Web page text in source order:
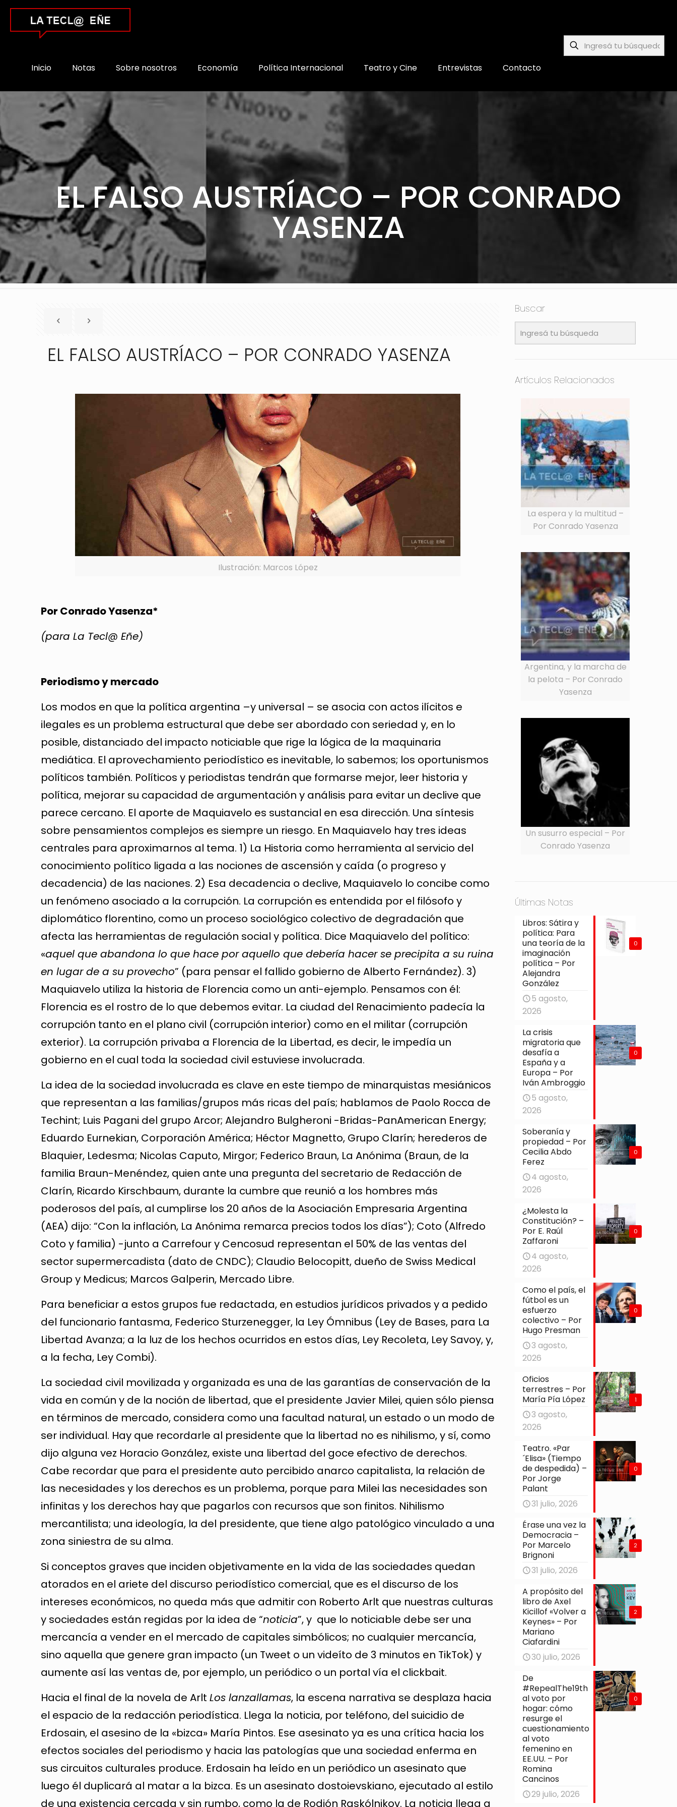
Inicio Notas Sobre nosotros Economía Política Internacional Teatro y Cine Entrevistas Contacto
EL FALSO AUSTRÍACO – POR CONRADO
YASENZA
EL FALSO AUSTRÍACO – POR CONRADO YASENZA
Ilustración: Marcos López
Por Conrado Yasenza*
(para La Tecl@ Eñe)
Periodismo y mercado
Los modos en que la política argentina –y universal – se asocia con actos ilícitos e
ilegales es un problema estructural que debe ser abordado con seriedad y, en lo
posible, distanciado del impacto noticiable que rige la lógica de la maquinaria
mediática. El aprovechamiento periodístico es inevitable, lo sabemos; los oportunismos
políticos también. Políticos y periodistas tendrán que formarse mejor, leer historia y
política, mejorar su capacidad de argumentación y análisis para evitar un declive que
parece cercano. El aporte de Maquiavelo es sustancial en esa dirección. Una síntesis
sobre pensamientos complejos es siempre un riesgo. En Maquiavelo hay tres ideas
centrales para aproximarnos al tema. 1) La Historia como herramienta al servicio del
conocimiento político ligada a las nociones de ascensión y caída (o progreso y
decadencia) de las naciones. 2) Esa decadencia o declive, Maquiavelo lo concibe como
un fenómeno asociado a la corrupción. La corrupción es entendida por el filósofo y
diplomático florentino, como un proceso sociológico colectivo de degradación que
afecta las herramientas de regulación social y política. Dice Maquiavelo del político:
«aquel que abandona lo que hace por aquello que debería hacer se precipita a su ruina
en lugar de a su provecho” (para pensar el fallido gobierno de Alberto Fernández). 3)
Maquiavelo utiliza la historia de Florencia como un anti-ejemplo. Pensamos con él:
Florencia es el rostro de lo que debemos evitar. La ciudad del Renacimiento padecía la
corrupción tanto en el plano civil (corrupción interior) como en el militar (corrupción
exterior). La corrupción privaba a Florencia de la Libertad, es decir, le impedía un
gobierno en el cual toda la sociedad civil estuviese involucrada.
La idea de la sociedad involucrada es clave en este tiempo de minarquistas mesiánicos
que representan a las familias/grupos más ricas del país; hablamos de Paolo Rocca de
Techint; Luis Pagani del grupo Arcor; Alejandro Bulgheroni -Bridas-PanAmerican Energy;
Eduardo Eurnekian, Corporación América; Héctor Magnetto, Grupo Clarín; herederos de
Blaquier, Ledesma; Nicolas Caputo, Mirgor; Federico Braun, La Anónima (Braun, de la
familia Braun-Menéndez, quien ante una pregunta del secretario de Redacción de
Clarín, Ricardo Kirschbaum, durante la cumbre que reunió a los hombres más
poderosos del país, al cumplirse los 20 años de la Asociación Empresaria Argentina
(AEA) dijo: “Con la inflación, La Anónima remarca precios todos los días”); Coto (Alfredo
Coto y familia) -junto a Carrefour y Cencosud representan el 50% de las ventas del
sector supermercadista (dato de CNDC); Claudio Belocopitt, dueño de Swiss Medical
Group y Medicus; Marcos Galperin, Mercado Libre.
Para beneficiar a estos grupos fue redactada, en estudios jurídicos privados y a pedido
del funcionario fantasma, Federico Sturzenegger, la Ley Ómnibus (Ley de Bases, para La
Libertad Avanza; a la luz de los hechos ocurridos en estos días, Ley Recoleta, Ley Savoy, y,
a la fecha, Ley Combi).
La sociedad civil movilizada y organizada es una de las garantías de conservación de la
vida en común y de la noción de libertad, que el presidente Javier Milei, quien sólo piensa
en términos de mercado, considera como una facultad natural, un estado o un modo de
ser individual. Hay que recordarle al presidente que la libertad no es nihilismo, y sí, como
dijo alguna vez Horacio González, existe una libertad del goce efectivo de derechos.
Cabe recordar que para el presidente auto percibido anarco capitalista, la relación de
las necesidades y los derechos es un problema, porque para Milei las necesidades son
infinitas y los derechos hay que pagarlos con recursos que son finitos. Nihilismo
mercantilista; una ideología, la del presidente, que tiene algo patológico vinculado a una
zona siniestra de su alma.
Si conceptos graves que inciden objetivamente en la vida de las sociedades quedan
atorados en el ariete del discurso periodístico comercial, que es el discurso de los
intereses económicos, no queda más que admitir con Roberto Arlt que nuestras culturas
y sociedades están regidas por la idea de “noticia”, y que lo noticiable debe ser una
mercancía a vender en el mercado de capitales simbólicos; no cualquier mercancía,
sino aquella que genere gran impacto (un Tweet o un videíto de 3 minutos en TikTok) y
aumente así las ventas de, por ejemplo, un periódico o un portal vía el clickbait.
Hacia el final de la novela de ArltLos lanzallamas, la escena narrativa se desplaza hacia
el espacio de la redacción periodística. Llega la noticia, por teléfono, del suicidio de
Erdosain, el asesino de la «bizca» María Pintos. Ese asesinato ya es una crítica hacia los
efectos sociales del periodismo y hacia las patologías que una sociedad enferma en
sus circuitos culturales produce. Erdosain ha leído en un periódico un asesinato que
luego él duplicará al matar a la bizca. Es un asesinato dostoievskiano, ejecutado al estilo
de una existencia cercada y sin rumbo, como la de Rodión Raskólnikov. La noticia llega a
Buscar
Artículos Relacionados
La espera y la multitud –
Por Conrado Yasenza
Argentina, y la marcha de
la pelota – Por Conrado
Yasenza
Un susurro especial – Por
Conrado Yasenza
Últimas Notas
0
Libros: Sátira y
política: Para
una teoría de la
imaginación
política – Por
Alejandra
González
5 agosto,
2026
0
La crisis
migratoria que
desafía a
España y a
Europa – Por
Iván Ambroggio
5 agosto,
2026
0
Soberanía y
propiedad – Por
Cecilia Abdo
Ferez
4 agosto,
2026
0
¿Molesta la
Constitución? –
Por E. Raúl
Zaffaroni
4 agosto,
2026
0
Como el país, el
fútbol es un
esfuerzo
colectivo – Por
Hugo Presman
3 agosto,
2026
1
Oficios
terrestres – Por
María Pía López
3 agosto,
2026
0
Teatro. «Par
´Elisa» (Tiempo
de despedida) –
Por Jorge
Palant
31 julio, 2026
2
Érase una vez la
Democracia –
Por Marcelo
Brignoni
31 julio, 2026
2
A propósito del
libro de Axel
Kicillof «Volver a
Keynes» – Por
Mariano
Ciafardini
30 julio, 2026
0
De
#RepealThe19th
al voto por
hogar: cómo
resurge el
cuestionamiento
al voto
femenino en
EE.UU. – Por
Romina
Cancinos
29 julio, 2026